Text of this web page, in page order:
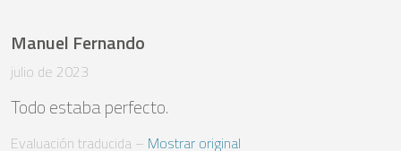
Manuel Fernando
julio de 2023
Todo estaba perfecto.
Evaluación traducida – Mostrar original